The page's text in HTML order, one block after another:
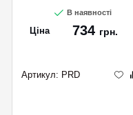
В наявності
Ціна 734 грн.
Артикул: PRD